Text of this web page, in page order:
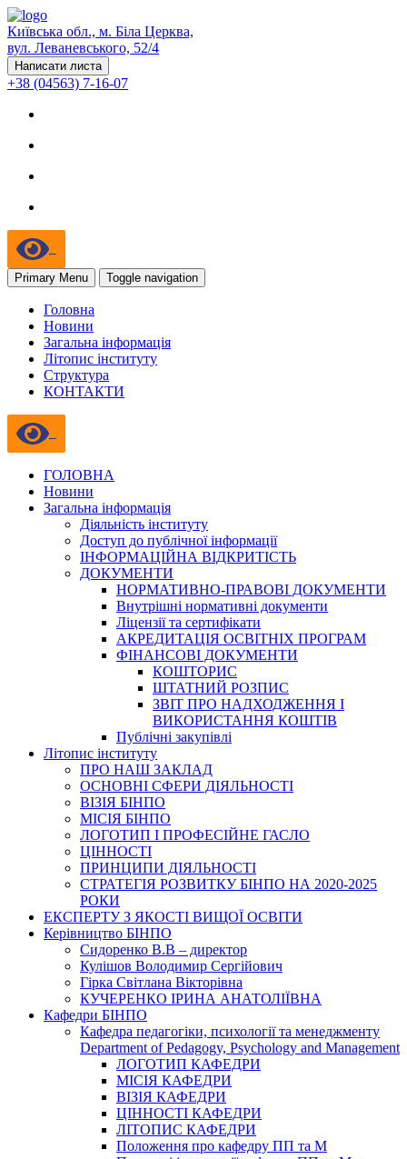
Київська обл., м. Біла Церква,
вул. Леваневського, 52/4
Написати листа
+38 (04563) 7-16-07
Primary Menu Toggle navigation
Головна
Новини
Загальна інформація
Літопис інституту
Структура
КОНТАКТИ
ГОЛОВНА
Новини
Загальна інформація
Діяльність інституту
Доступ до публічної інформації
ІНФОРМАЦІЙНА ВІДКРИТІСТЬ
ДОКУМЕНТИ
НОРМАТИВНО-ПРАВОВІ ДОКУМЕНТИ
Внутрішні нормативні документи
Ліцензії та сертифікати
АКРЕДИТАЦІЯ ОСВІТНІХ ПРОГРАМ
ФІНАНСОВІ ДОКУМЕНТИ
КОШТОРИС
ШТАТНИЙ РОЗПИС
ЗВІТ ПРО НАДХОДЖЕННЯ І
ВИКОРИСТАННЯ КОШТІВ
Публічні закупівлі
Літопис інституту
ПРО НАШ ЗАКЛАД
ОСНОВНІ СФЕРИ ДІЯЛЬНОСТІ
ВІЗІЯ БІНПО
МІСІЯ БІНПО
ЛОГОТИП І ПРОФЕСІЙНЕ ГАСЛО
ЦІННОСТІ
ПРИНЦИПИ ДІЯЛЬНОСТІ
СТРАТЕГІЯ РОЗВИТКУ БІНПО НА 2020-2025
РОКИ
ЕКСПЕРТУ З ЯКОСТІ ВИЩОЇ ОСВІТИ
Керівництво БІНПО
Сидоренко В.В – директор
Кулішов Володимир Сергійович
Гірка Світлана Вікторівна
КУЧЕРЕНКО ІРИНА АНАТОЛІЇВНА
Кафедри БІНПО
Кафедра педагогіки, психології та менеджменту
Department of Pedagogy, Psychology and Management
ЛОГОТИП КАФЕДРИ
МІСІЯ КАФЕДРИ
ВІЗІЯ КАФЕДРИ
ЦІННОСТІ КАФЕДРИ
ЛІТОПИС КАФЕДРИ
Положення про кафедру ПП та М